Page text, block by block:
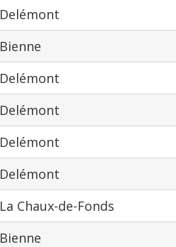
Delémont
Bienne
Delémont
Delémont
Delémont
Delémont
La Chaux-de-Fonds
Bienne